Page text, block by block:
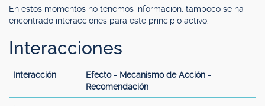
En estos momentos no tenemos información, tampoco se ha
encontrado interacciones para este principio activo.
Interacciones
Interacción
Efecto - Mecanismo de Acción -
Recomendación